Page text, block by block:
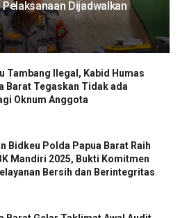
Dijadwalkan
Tambang Ilegal, Kabid Humas
Barat Tegaskan Tidak ada
Oknum Anggota
Bidkeu Polda Papua Barat Raih
Mandiri 2025, Bukti Komitmen
Bersih dan Berintegritas